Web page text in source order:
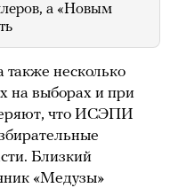
а «Новым
также несколько
на выборах и при
что ИСЭПИ
Близкий
«Медузы»